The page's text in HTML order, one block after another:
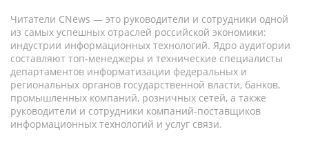
Читатели CNews — это руководители и сотрудники одной
из самых успешных отраслей российской экономики:
индустрии информационных технологий. Ядро аудитории
составляют топ-менеджеры и технические специалисты
департаментов информатизации федеральных и
региональных органов государственной власти, банков,
промышленных компаний, розничных сетей, а также
руководители и сотрудники компаний-поставщиков
информационных технологий и услуг связи.